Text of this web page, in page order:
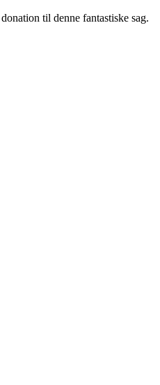
til denne fantastiske sag.